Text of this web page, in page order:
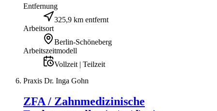
Entfernung
325,9 km entfernt
Arbeitsort
Berlin-Schöneberg
Arbeitszeitmodell
Vollzeit | Teilzeit
Praxis Dr. Inga Gohn
ZFA / Zahnmedizinische